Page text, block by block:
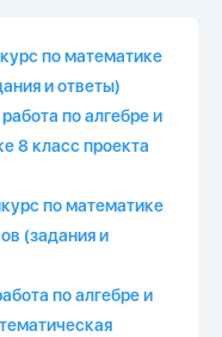
по математике
и ответы)
по алгебре и
8 класс проекта
по математике
(задания и
по алгебре и